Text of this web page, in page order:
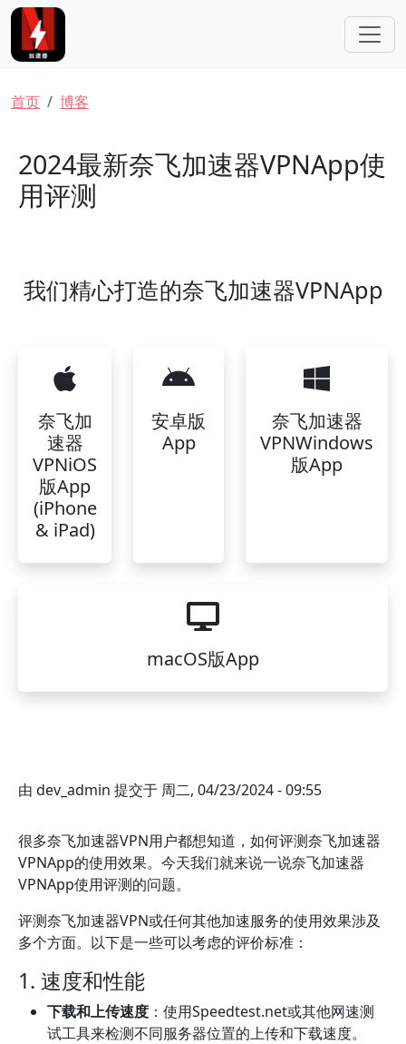
跳转到主要内容
面包屑
首页 博客
2024最新奈飞加速器VPNApp使
用评测
我们精心打造的奈飞加速器VPNApp
奈飞加
速器
VPNiOS
版App
(iPhone
& iPad)
安卓版
App
奈飞加速器
VPNWindows
版App
macOS版App
由 dev_admin 提交于 周二, 04/23/2024 - 09:55
很多奈飞加速器VPN用户都想知道，如何评测奈飞加速器
VPNApp的使用效果。今天我们就来说一说奈飞加速器
VPNApp使用评测的问题。
评测奈飞加速器VPN或任何其他加速服务的使用效果涉及
多个方面。以下是一些可以考虑的评价标准：
1. 速度和性能
下载和上传速度 ：使用Speedtest.net或其他网速测
试工具来检测不同服务器位置的上传和下载速度。